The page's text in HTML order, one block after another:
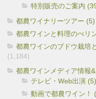
特別販売のご案内
都農ワイナリーツアー (5)
都農ワインと料理のぺリ
都農ワインのブドウ栽培
(1,184)
都農ワインメディア情報
テレビ・Web出演 (5)
動画で都農ワイン！